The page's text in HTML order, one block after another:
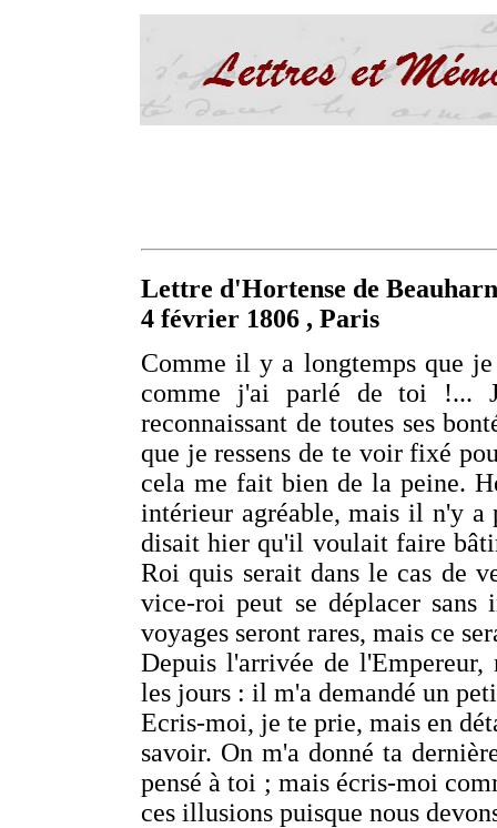
Lettre d'Hortense de
4 février 1806 , Paris
Comme il y a longtemps que
comme j'ai parlé de toi !...
reconnaissant de toutes ses
que je ressens de te voir fixé
cela me fait bien de la peine.
intérieur agréable, mais il n'y a
disait hier qu'il voulait faire
Roi quis serait dans le cas de
vice-roi peut se déplacer
voyages seront rares, mais ce
Depuis l'arrivée de l'Empereur,
les jours : il m'a demandé un
Ecris-moi, je te prie, mais en
savoir. On m'a donné ta
pensé à toi ; mais écris-moi
ces illusions puisque nous